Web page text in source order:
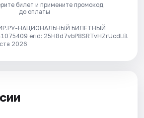
билет и примените промокод
до оплаты
НАЦИОНАЛЬНЫЙ БИЛЕТНЫЙ
erid: 25H8d7vbP8SRTvHZrUcdLB.
2026